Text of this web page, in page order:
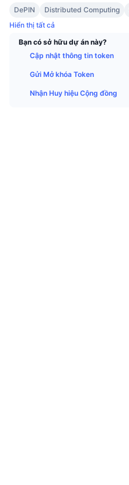
DePIN
Distributed Computing
Hiển thị tất cả
Bạn có sở hữu dự án này?
Cập nhật thông tin token
Gửi Mở khóa Token
Nhận Huy hiệu Cộng đồng